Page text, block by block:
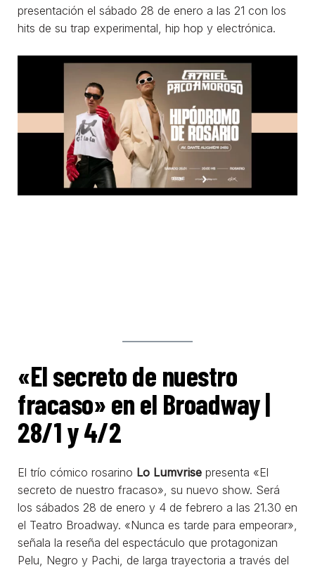
presentación el sábado 28 de enero a las 21 con los
hits de su trap experimental, hip hop y electrónica.
«El secreto de nuestro
fracaso» en el Broadway |
28/1 y 4/2
El trío cómico rosarino Lo Lumvrise presenta «El
secreto de nuestro fracaso», su nuevo show. Será
los sábados 28 de enero y 4 de febrero a las 21.30 en
el Teatro Broadway. «Nunca es tarde para empeorar»,
señala la reseña del espectáculo que protagonizan
Pelu, Negro y Pachi, de larga trayectoria a través del